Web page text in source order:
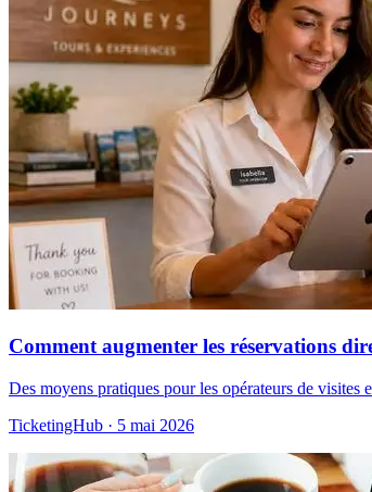
Comment augmenter les réservations
Des moyens pratiques pour les opérateurs de
TicketingHub · 5 mai 2026